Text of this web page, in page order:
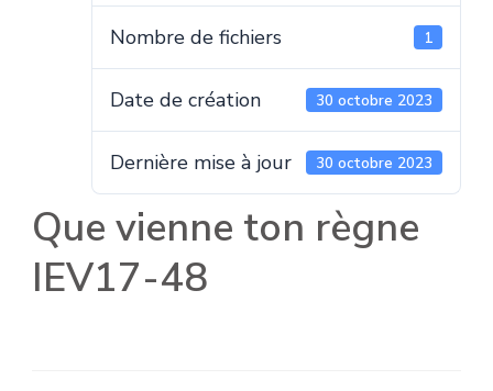
Nombre de fichiers 1
Date de création 30 octobre 2023
Dernière mise à jour 30 octobre 2023
Que vienne ton règne
IEV17-48